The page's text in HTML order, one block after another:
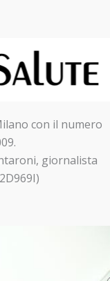
con il numero
giornalista